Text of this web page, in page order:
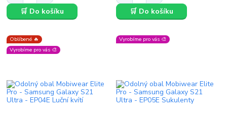
🛒 Do košíku 🛒 Do košíku
Oblíbené 🔥
Vyrobíme pro vás 🎨
Vyrobíme pro vás 🎨